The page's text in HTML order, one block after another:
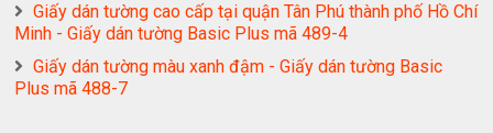
Giấy dán tường cao cấp tại quận Tân Phú thành phố Hồ Chí
Minh - Giấy dán tường Basic Plus mã 489-4
Giấy dán tường màu xanh đậm - Giấy dán tường Basic
Plus mã 488-7